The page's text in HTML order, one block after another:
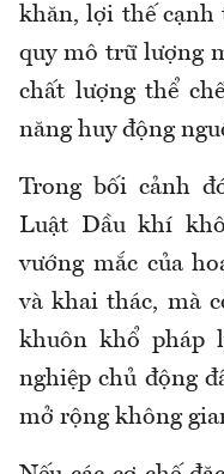
khăn, lợi thế cạnh
quy mô trữ lượng
chất lượng thể
năng huy động
Trong bối cảnh
Luật Dầu khí
vướng mắc của
và khai thác, mà
khuôn khổ pháp
nghiệp chủ động
mở rộng không